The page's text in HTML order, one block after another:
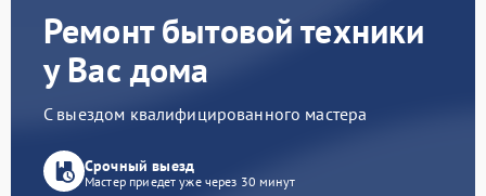
Ремонт бытовой техники
у Вас дома
С выездом квалифицированного мастера
Срочный выезд
Мастер приедет уже через 30 минут